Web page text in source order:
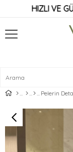
HIZLI VE
Pelerin